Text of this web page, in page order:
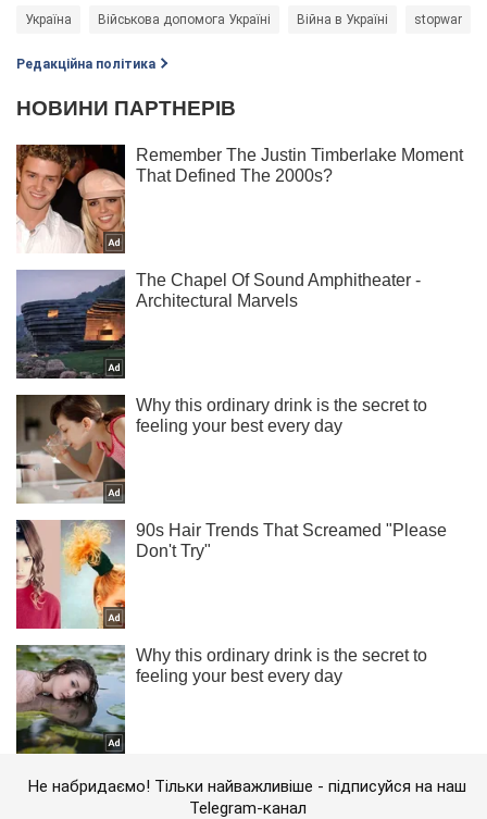
Україна Військова допомога Україні Війна в Україні stopwar
Редакційна політика
Не набридаємо! Тільки найважливіше - підписуйся на наш
Telegram-канал